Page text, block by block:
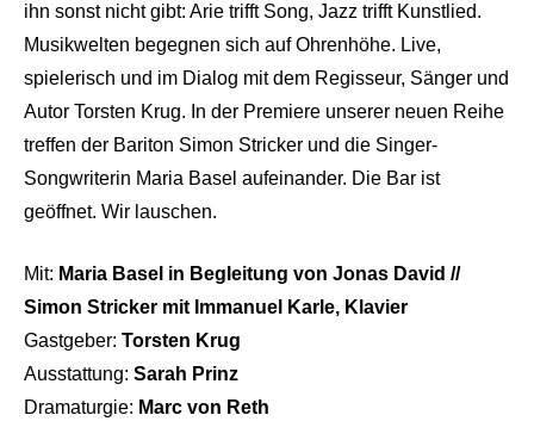
ihn sonst nicht gibt: Arie trifft Song, Jazz trifft Kunstlied.
Musikwelten begegnen sich auf Ohrenhöhe. Live,
spielerisch und im Dialog mit dem Regisseur, Sänger und
Autor Torsten Krug. In der Premiere unserer neuen Reihe
treffen der Bariton Simon Stricker und die Singer-
Songwriterin Maria Basel aufeinander. Die Bar ist
geöffnet. Wir lauschen.
Mit: Maria Basel in Begleitung von Jonas David //
Simon Stricker mit Immanuel Karle, Klavier
Gastgeber: Torsten Krug
Ausstattung: Sarah Prinz
Dramaturgie: Marc von Reth